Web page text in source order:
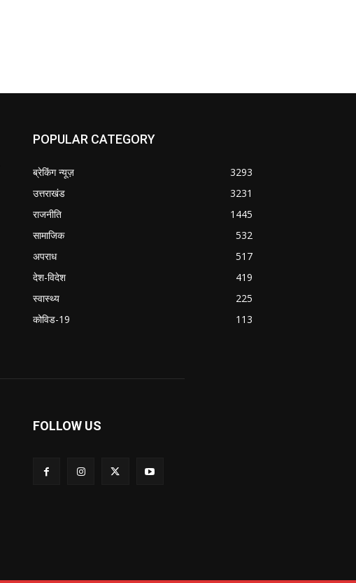
POPULAR CATEGORY
ब्रेकिंग न्यूज़
3293
उत्तराखंड
3231
राजनीति
1445
सामाजिक
532
अपराध
517
देश-विदेश
419
स्वास्थ्य
225
कोविड-19
113
FOLLOW US